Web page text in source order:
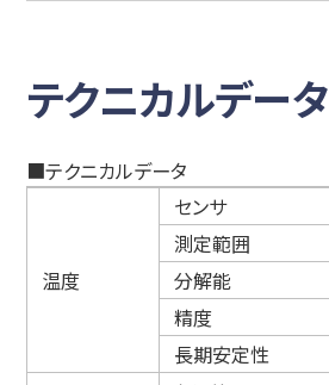
テクニカルデータ
■テクニカルデータ
温度
センサ
測定範囲
分解能
精度
長期安定性